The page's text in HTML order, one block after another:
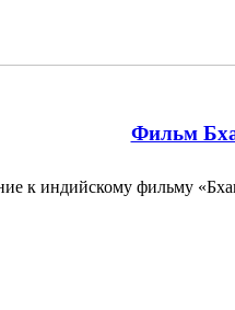
Фильм
к индийскому фильму